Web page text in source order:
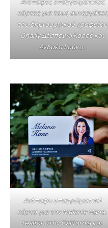
κάρτες για τους συνεργάτες
του δημιουργικού γραφείου
Gnarly Δέσποινα Κορρέ και
Ανδρέα Κούκο.
Ανέπαφη επαγγελματική
κάρτα για την Melanie Hane,
realtor στην California και